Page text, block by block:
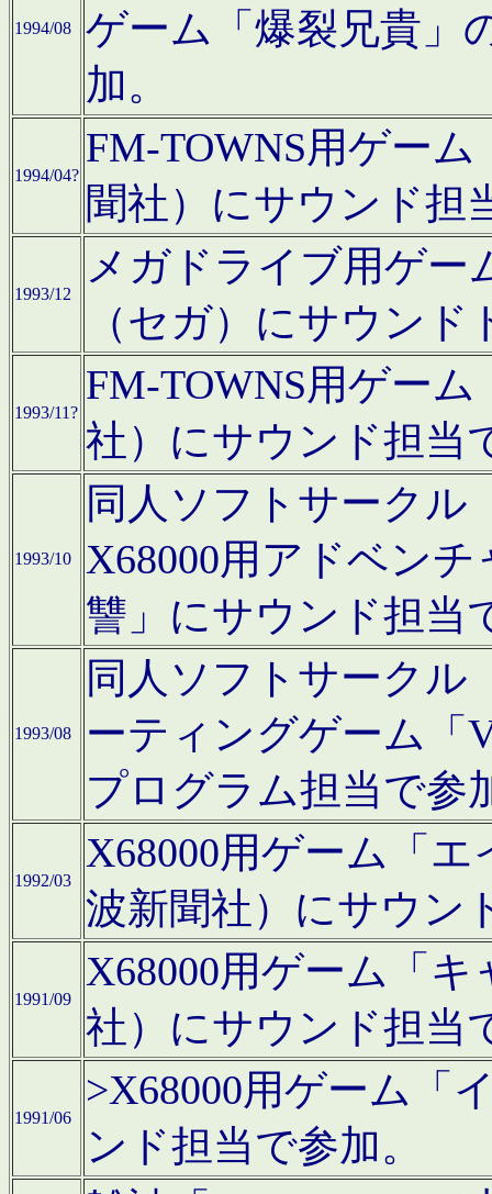
1994/08
ゲーム「爆裂兄貴」
加。
1994/04?
FM-TOWNS用ゲー
聞社）にサウンド担
1993/12
メガドライブ用ゲー
（セガ）にサウン
1993/11?
FM-TOWNS用ゲー
社）にサウンド担当
1993/10
同人ソフトサークル
X68000用アドベン
讐」にサウンド担当
1993/08
同人ソフトサークル
ーティングゲーム「
プログラム担当で参
1992/03
X68000用ゲーム「
波新聞社）にサウン
1991/09
X68000用ゲーム「
社）にサウンド担当
1991/06
>X68000用ゲーム「
ンド担当で参加。